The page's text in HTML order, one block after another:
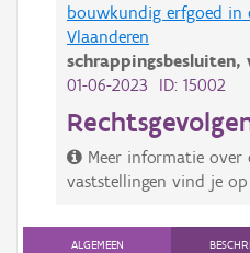
bouwkundig erfgoed in
Vlaanderen
schrappingsbesluiten,
01-06-2023 ID: 15002
Meer informatie over
vaststellingen vind je op
ALGEMEEN